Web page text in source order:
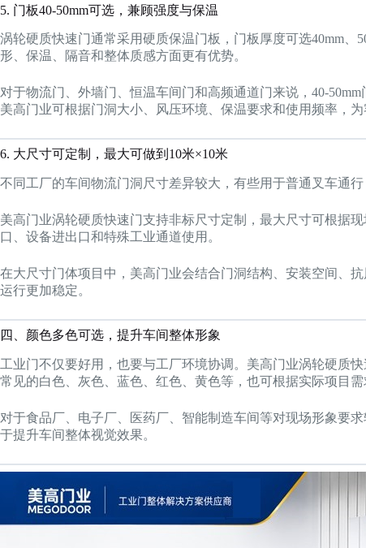
5. 门板40-50mm可选，兼顾强度与保温
涡轮硬质快速门通常采用硬质保温门板，门板厚度可选40mm
形、保温、隔音和整体质感方面更有优势。
对于物流门、外墙门、恒温车间门和高频通道门来说，40-
美高门业可根据门洞大小、风压环境、保温要求和使用频率，
6. 大尺寸可定制，最大可做到10米×10米
不同工厂的车间物流门洞尺寸差异较大，有些用于普通叉车通
美高门业涡轮硬质快速门支持非标尺寸定制，最大尺寸可根据
口、设备进出口和特殊工业通道使用。
在大尺寸门体项目中，美高门业会结合门洞结构、安装空间、
运行更加稳定。
四、颜色多色可选，提升车间整体形象
工业门不仅要好用，也要与工厂环境协调。美高门业涡轮硬质
常见的白色、灰色、蓝色、红色、黄色等，也可根据实际项目需
对于食品厂、电子厂、医药厂、智能制造车间等对现场形象要
于提升车间整体视觉效果。